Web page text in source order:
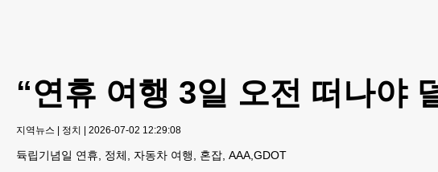
“연휴 여행 3일 오전 떠나야
지역뉴스 | 정치 | 2026-07-02 12:29:08
듁립기념일 연휴, 정체, 자동차 여행, 혼잡, AAA,GDOT